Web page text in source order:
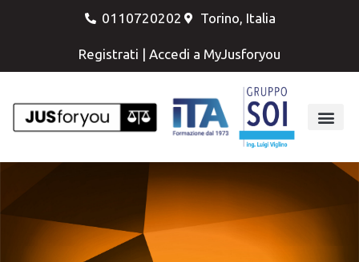
0110720202 Torino, Italia
Registrati | Accedi a MyJusforyou